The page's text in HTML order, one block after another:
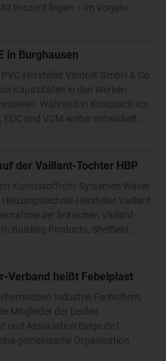
Prozent liegen – im Vorjahr
in Burghausen
Hersteller Vinnolit GmbH & Co
Kapazitäten in den Werken
Während in Knapsack vor
und VCM weiter entwickelt...
der Vaillant-Tochter HBP
Kunststoffrohr-Systemen Wavin
Heizungstechnik-Hersteller Vaillant
der britischen Vaillant-
Building Products, Sheffield....
Verband heißt Febelplast
Industrie Fechichem,
Mitglieder der beiden
Association Belge de l
gemeinsame Organisation